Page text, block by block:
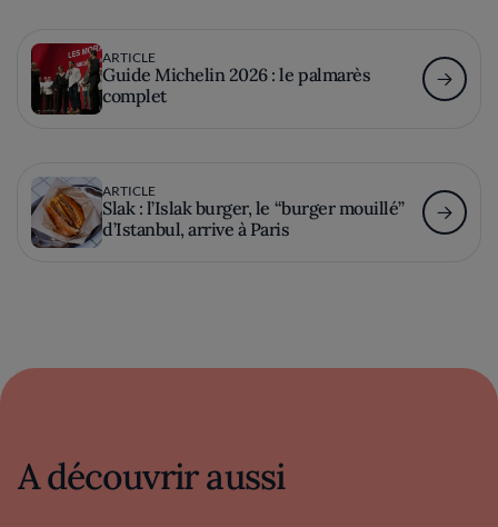
ARTICLE
Guide Michelin 2026 : le palmarès
complet
ARTICLE
Slak : l’Islak burger, le “burger mouillé”
d’Istanbul, arrive à Paris
A découvrir aussi